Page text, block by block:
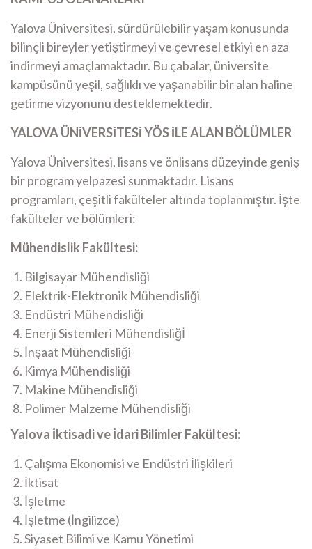
Yalova Üniversitesi, sürdürülebilir yaşam konusunda
bilinçli bireyler yetiştirmeyi ve çevresel etkiyi en aza
indirmeyi amaçlamaktadır. Bu çabalar, üniversite
kampüsünü yeşil, sağlıklı ve yaşanabilir bir alan haline
getirme vizyonunu desteklemektedir.
YALOVA ÜNİVERSİTESİ YÖS İLE ALAN BÖLÜMLER
​Yalova Üniversitesi, lisans ve önlisans düzeyinde geniş
bir program yelpazesi sunmaktadır. Lisans
programları, çeşitli fakülteler altında toplanmıştır. İşte
fakülteler ve bölümleri:​
Mühendislik Fakültesi:
Bilgisayar Mühendisliği​
Elektrik-Elektronik Mühendisliği​
Endüstri Mühendisliği​
Enerji Sistemleri Mühendisliğİ
İnşaat Mühendisliği​
Kimya Mühendisliği​
Makine Mühendisliği​
Polimer Malzeme Mühendisliği​
Yalova İktisadi ve İdari Bilimler Fakültesi:
Çalışma Ekonomisi ve Endüstri İlişkileri​
İktisat​
İşletme​
İşletme (İngilizce)
Siyaset Bilimi ve Kamu Yönetimi